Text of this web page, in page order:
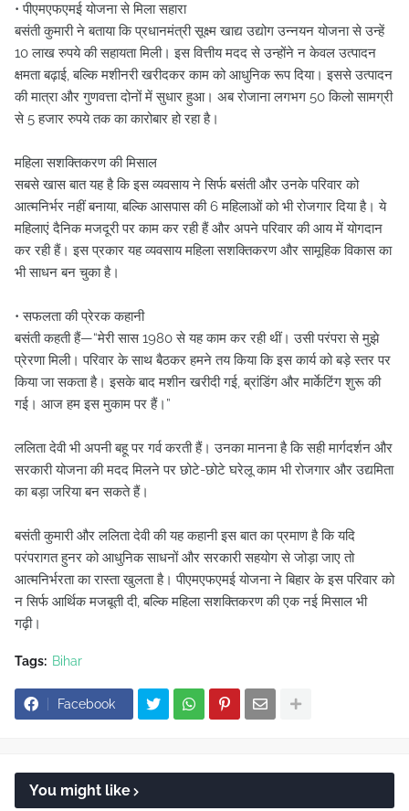
• पीएमएफएमई योजना से मिला सहारा
बसंती कुमारी ने बताया कि प्रधानमंत्री सूक्ष्म खाद्य उद्योग उन्नयन योजना से उन्हें
10 लाख रुपये की सहायता मिली। इस वित्तीय मदद से उन्होंने न केवल उत्पादन
क्षमता बढ़ाई, बल्कि मशीनरी खरीदकर काम को आधुनिक रूप दिया। इससे उत्पादन
की मात्रा और गुणवत्ता दोनों में सुधार हुआ। अब रोजाना लगभग 50 किलो सामग्री
से 5 हजार रुपये तक का कारोबार हो रहा है।
महिला सशक्तिकरण की मिसाल
सबसे खास बात यह है कि इस व्यवसाय ने सिर्फ बसंती और उनके परिवार को
आत्मनिर्भर नहीं बनाया, बल्कि आसपास की 6 महिलाओं को भी रोजगार दिया है। ये
महिलाएं दैनिक मजदूरी पर काम कर रही हैं और अपने परिवार की आय में योगदान
कर रही हैं। इस प्रकार यह व्यवसाय महिला सशक्तिकरण और सामूहिक विकास का
भी साधन बन चुका है।
• सफलता की प्रेरक कहानी
बसंती कहती हैं—“मेरी सास 1980 से यह काम कर रही थीं। उसी परंपरा से मुझे
प्रेरणा मिली। परिवार के साथ बैठकर हमने तय किया कि इस कार्य को बड़े स्तर पर
किया जा सकता है। इसके बाद मशीन खरीदी गई, ब्रांडिंग और मार्केटिंग शुरू की
गई। आज हम इस मुकाम पर हैं।”
ललिता देवी भी अपनी बहू पर गर्व करती हैं। उनका मानना है कि सही मार्गदर्शन और
सरकारी योजना की मदद मिलने पर छोटे-छोटे घरेलू काम भी रोजगार और उद्यमिता
का बड़ा जरिया बन सकते हैं।
बसंती कुमारी और ललिता देवी की यह कहानी इस बात का प्रमाण है कि यदि
परंपरागत हुनर को आधुनिक साधनों और सरकारी सहयोग से जोड़ा जाए तो
आत्मनिर्भरता का रास्ता खुलता है। पीएमएफएमई योजना ने बिहार के इस परिवार को
न सिर्फ आर्थिक मजबूती दी, बल्कि महिला सशक्तिकरण की एक नई मिसाल भी
गढ़ी।
Tags: Bihar
Facebook
You might like